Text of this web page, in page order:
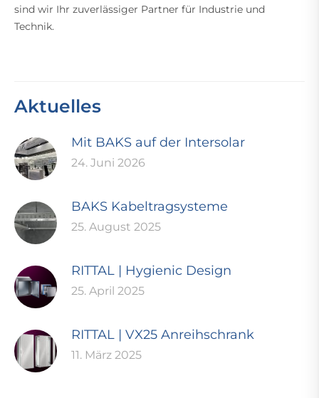
sind wir Ihr zuverlässiger Partner für Industrie und
Technik.
Aktuelles
Mit BAKS auf der Intersolar
24. Juni 2026
BAKS Kabeltragsysteme
25. August 2025
RITTAL | Hygienic Design
25. April 2025
RITTAL | VX25 Anreihschrank
11. März 2025